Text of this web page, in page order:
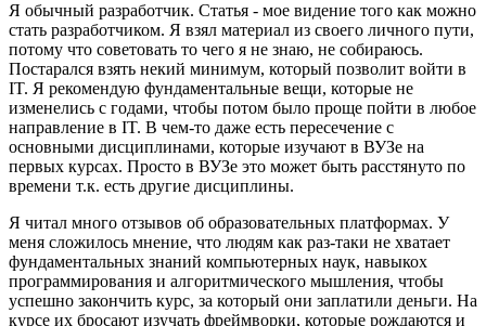
Я обычный разработчик. Статья - мое видение того как можно
стать разработчиком. Я взял материал из своего личного пути,
потому что советовать то чего я не знаю, не собираюсь.
Постарался взять некий минимум, который позволит войти в
IT. Я рекомендую фундаментальные вещи, которые не
изменелись с годами, чтобы потом было проще пойти в любое
направление в IT. В чем-то даже есть пересечение с
основными дисциплинами, которые изучают в ВУЗе на
первых курсах. Просто в ВУЗе это может быть расстянуто по
времени т.к. есть другие дисциплины.
Я читал много отзывов об образовательных платформах. У
меня сложилось мнение, что людям как раз-таки не хватает
фундаментальных знаний компьютерных наук, навыкох
программирования и алгоритмического мышления, чтобы
успешно закончить курс, за который они заплатили деньги. На
курсе их бросают изучать фреймворки, которые рождаются и